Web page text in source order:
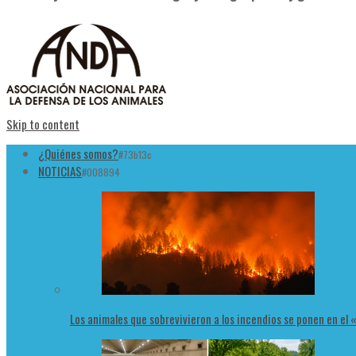
Skip to content
¿Quiénes somos?#73b13c
NOTICIAS#008894
Los animales que sobrevivieron a los incendios se ponen en